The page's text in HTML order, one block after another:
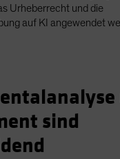
Urheberrecht und die
auf KI angewendet
sind